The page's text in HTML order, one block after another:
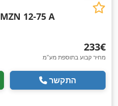
MZN 12-75 A
‏233 ‏€
מחיר קבוע בתוספת מע"מ
התקשר